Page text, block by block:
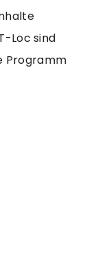
Loc sind
Programm